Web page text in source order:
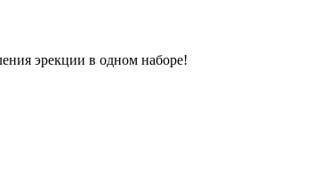
эрекции в одном наборе!